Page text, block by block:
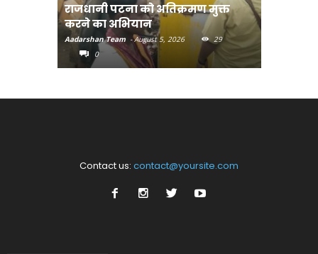
राजधानी पटना को अतिक्रमण मुक्त
करने का अभियान
Aadarshan Team - August 5, 2026
29
0
Contact us: contact@yoursite.com